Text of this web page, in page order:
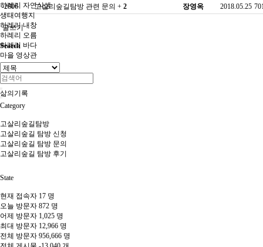
하례리 자연식생
생태여행지
하례리 내창
하례리 오름
하례리 바다
마을 영상관
오시는길
내창소리 영상관
삶의기록
-2806
고살리숲길탐방 관련 문의 + 2 장영옥 2018.05.25
글쓰기
Search
Category
고살리숲길탐방
고살리숲길 탐방 신청
고살리숲길 탐방 문의
고살리숲길 탐방 후기
State
현재 접속자 17 명
오늘 방문자 872 명
어제 방문자 1,025 명
최대 방문자 12,966 명
전체 방문자 956,666 명